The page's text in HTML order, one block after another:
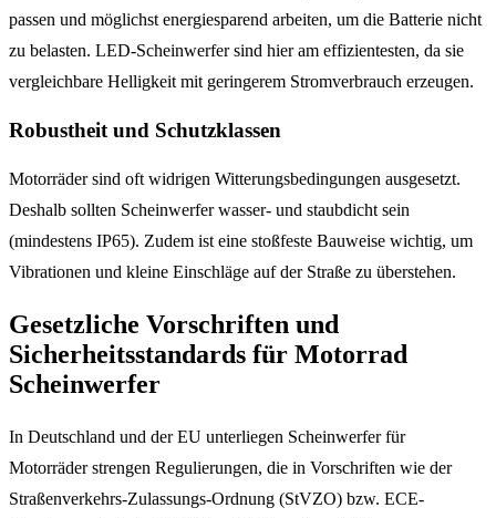
passen und möglichst energiesparend arbeiten, um die Batterie nicht
zu belasten. LED-Scheinwerfer sind hier am effizientesten, da sie
vergleichbare Helligkeit mit geringerem Stromverbrauch erzeugen.
Robustheit und Schutzklassen
Motorräder sind oft widrigen Witterungsbedingungen ausgesetzt.
Deshalb sollten Scheinwerfer wasser- und staubdicht sein
(mindestens IP65). Zudem ist eine stoßfeste Bauweise wichtig, um
Vibrationen und kleine Einschläge auf der Straße zu überstehen.
Gesetzliche Vorschriften und
Sicherheitsstandards für Motorrad
Scheinwerfer
In Deutschland und der EU unterliegen Scheinwerfer für
Motorräder strengen Regulierungen, die in Vorschriften wie der
Straßenverkehrs-Zulassungs-Ordnung (StVZO) bzw. ECE-